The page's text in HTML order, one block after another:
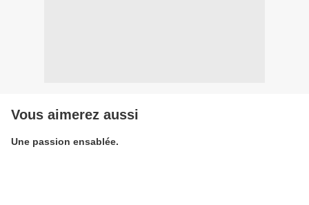
Vous aimerez aussi
Une passion ensablée.